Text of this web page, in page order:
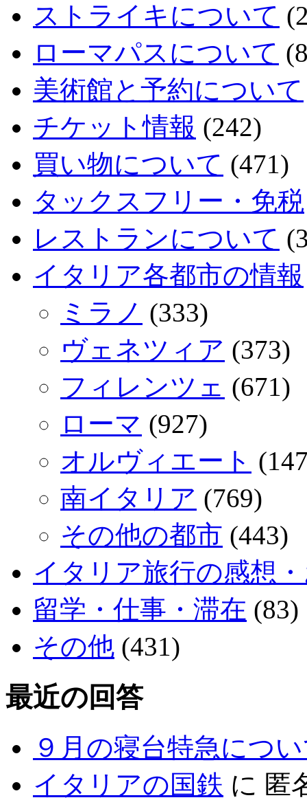
ストライキについて
ローマパスについて
美術館と予約について
チケット情報 (242)
買い物について (471)
タックスフリー・免税
レストランについて
イタリア各都市の情報
ミラノ (333)
ヴェネツィア (373)
フィレンツェ (671)
ローマ (927)
オルヴィエート
南イタリア (769)
その他の都市 (443)
イタリア旅行の感想
留学・仕事・滞在 (83)
その他 (431)
最近の回答
９月の寝台特急につ
イタリアの国鉄 に 匿